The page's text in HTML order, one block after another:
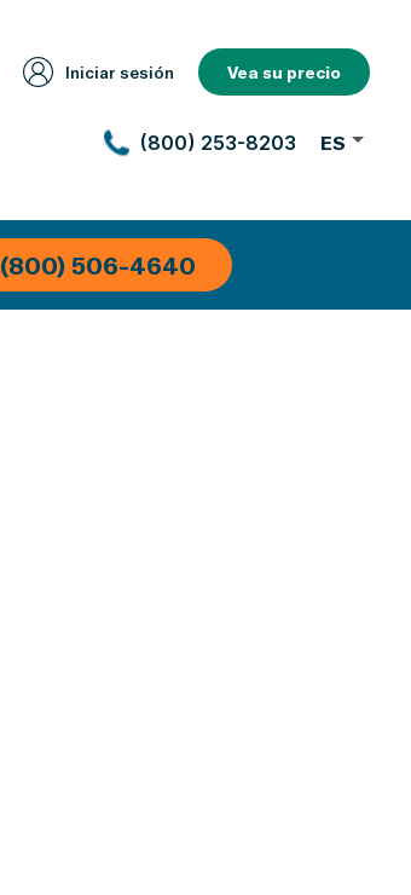
Iniciar sesión Vea su precio
(800) 253-8203 ES
(800) 506-4640